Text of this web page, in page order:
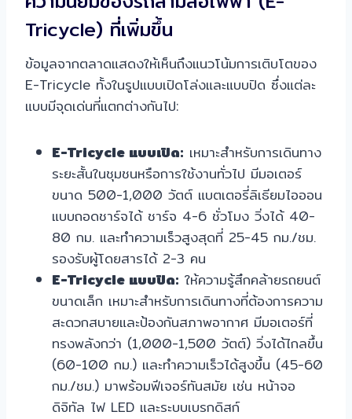
Tricycle) ที่เพิ่มขึ้น
ข้อมูลจากตลาดแสดงให้เห็นถึงแนวโน้มการเติบโตของ
E-Tricycle ทั้งในรูปแบบเปิดโล่งและแบบปิด ซึ่งแต่ละ
แบบมีจุดเด่นที่แตกต่างกันไป:
E-Tricycle แบบเปิด: เหมาะสำหรับการเดินทาง
ระยะสั้นในชุมชนหรือการใช้งานทั่วไป มีมอเตอร์
ขนาด 500-1,000 วัตต์ แบตเตอรี่ลิเธียมไอออน
แบบถอดชาร์จได้ ชาร์จ 4-6 ชั่วโมง วิ่งได้ 40-
80 กม. และทำความเร็วสูงสุดที่ 25-45 กม./ชม.
รองรับผู้โดยสารได้ 2-3 คน
E-Tricycle แบบปิด: ให้ความรู้สึกคล้ายรถยนต์
ขนาดเล็ก เหมาะสำหรับการเดินทางที่ต้องการความ
สะดวกสบายและป้องกันสภาพอากาศ มีมอเตอร์ที่
ทรงพลังกว่า (1,000-1,500 วัตต์) วิ่งได้ไกลขึ้น
(60-100 กม.) และทำความเร็วได้สูงขึ้น (45-60
กม./ชม.) มาพร้อมฟีเจอร์ทันสมัย เช่น หน้าจอ
ดิจิทัล ไฟ LED และระบบเบรกดิสก์